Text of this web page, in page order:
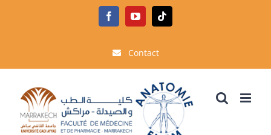
FacebookYouTubeTiktok
Contact